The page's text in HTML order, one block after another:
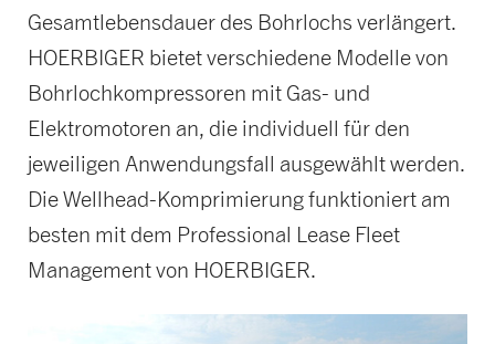
Gesamtlebensdauer des Bohrlochs verlängert.
HOERBIGER bietet verschiedene Modelle von
Bohrlochkompressoren mit Gas- und
Elektromotoren an, die individuell für den
jeweiligen Anwendungsfall ausgewählt werden.
Die Wellhead-Komprimierung funktioniert am
besten mit dem Professional Lease Fleet
Management von HOERBIGER.